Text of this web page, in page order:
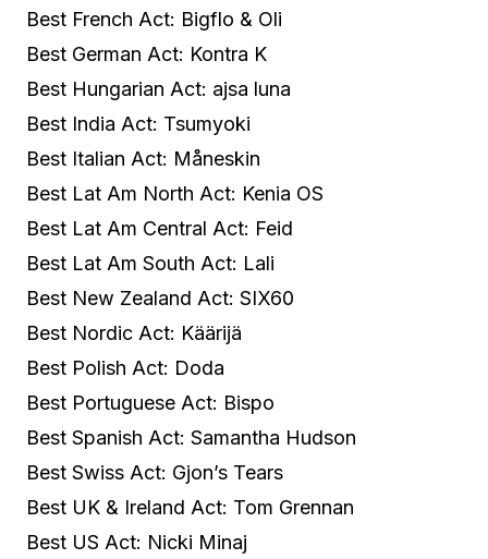
Best French Act: Bigflo & Oli
Best German Act: Kontra K
Best Hungarian Act: ajsa luna
Best India Act: Tsumyoki
Best Italian Act: Måneskin
Best Lat Am North Act: Kenia OS
Best Lat Am Central Act: Feid
Best Lat Am South Act: Lali
Best New Zealand Act: SIX60
Best Nordic Act: Käärijä
Best Polish Act: Doda
Best Portuguese Act: Bispo
Best Spanish Act: Samantha Hudson
Best Swiss Act: Gjon’s Tears
Best UK & Ireland Act: Tom Grennan
Best US Act: Nicki Minaj